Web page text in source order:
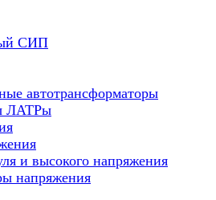
СИП
автотрансформаторы
ЛАТРы
и высокого напряжения
напряжения